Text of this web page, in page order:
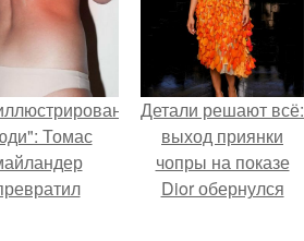
Томас
Детали решают всё:
выход приянки
чопры на показе
Dior обернулся